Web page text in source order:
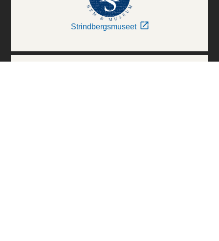
Strindbergsmuseet